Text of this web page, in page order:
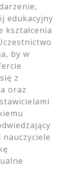
edukacyjny
kształcenia
by w
z
oraz